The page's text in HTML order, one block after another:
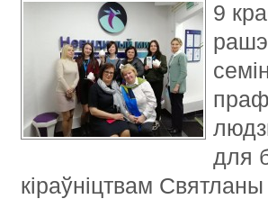
9
для
кіраўніцтвам